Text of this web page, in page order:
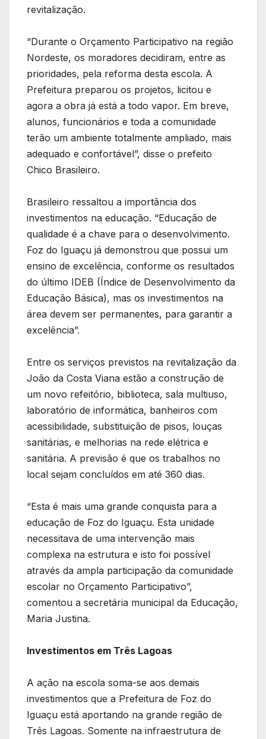
revitalização.
“Durante o Orçamento Participativo na região
Nordeste, os moradores decidiram, entre as
prioridades, pela reforma desta escola. A
Prefeitura preparou os projetos, licitou e
agora a obra já está a todo vapor. Em breve,
alunos, funcionários e toda a comunidade
terão um ambiente totalmente ampliado, mais
adequado e confortável”, disse o prefeito
Chico Brasileiro.
Brasileiro ressaltou a importância dos
investimentos na educação. “Educação de
qualidade é a chave para o desenvolvimento.
Foz do Iguaçu já demonstrou que possui um
ensino de excelência, conforme os resultados
do último IDEB (Índice de Desenvolvimento da
Educação Básica), mas os investimentos na
área devem ser permanentes, para garantir a
excelência”.
Entre os serviços previstos na revitalização da
João da Costa Viana estão a construção de
um novo refeitório, biblioteca, sala multiuso,
laboratório de informática, banheiros com
acessibilidade, substituição de pisos, louças
sanitárias, e melhorias na rede elétrica e
sanitária. A previsão é que os trabalhos no
local sejam concluídos em até 360 dias.
“Esta é mais uma grande conquista para a
educação de Foz do Iguaçu. Esta unidade
necessitava de uma intervenção mais
complexa na estrutura e isto foi possível
através da ampla participação da comunidade
escolar no Orçamento Participativo”,
comentou a secretária municipal da Educação,
Maria Justina.
Investimentos em Três Lagoas
A ação na escola soma-se aos demais
investimentos que a Prefeitura de Foz do
Iguaçu está aportando na grande região de
Três Lagoas. Somente na infraestrutura de